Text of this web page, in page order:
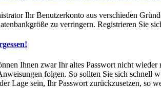
Ihr Benutzerkonto aus verschieden
zu verringern. Registrieren Sie
Ihnen zwar Ihr altes Passwort nicht
folgen. So sollten Sie sich schnell
Lage sein, Ihr Passwort zurückzusetzen, so